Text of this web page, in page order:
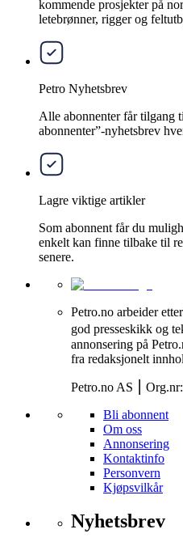
kommende prosjekter på
letebrønner, rigger og
Petro Nyhetsbrev
Alle abonnenter får tilgang
abonnenter”-nyhetsbrev
Lagre viktige artikler
Som abonnent får du
enkelt kan finne tilbake til
senere.
Petro.no arbeider
god presseskikk og
annonsering på
fra redaksjonelt
Petro.no AS ⎮
Bli abonnent
Om oss
Annonsering
Kontaktinfo
Personvern
Kjøpsvilkår
Nyhetsbrev